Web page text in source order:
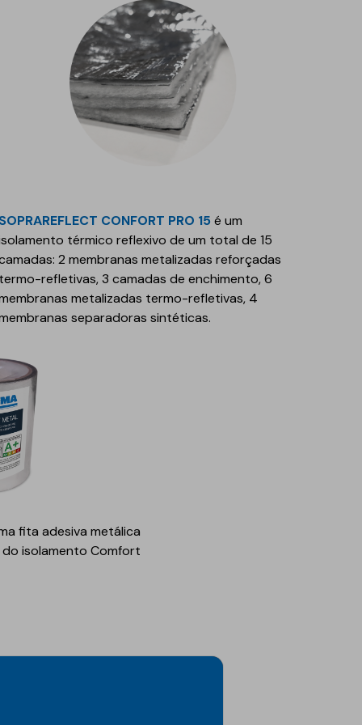
SOPRAREFLECT CONFORT PRO 15é um
térmico reflexivo de um total de 15
2 membranas metalizadas reforçadas
termo-refletivas, 3 camadas de enchimento, 6
metalizadas termo-refletivas, 4
separadoras sintéticas.
fita adesiva metálica
isolamento Comfort